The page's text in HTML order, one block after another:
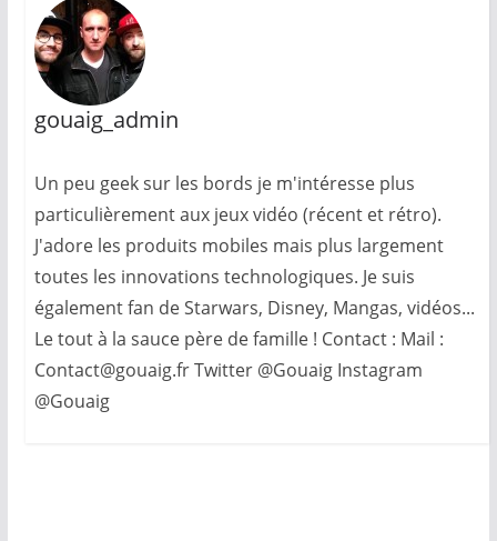
gouaig_admin
Un peu geek sur les bords je m'intéresse plus
particulièrement aux jeux vidéo (récent et rétro).
J'adore les produits mobiles mais plus largement
toutes les innovations technologiques. Je suis
également fan de Starwars, Disney, Mangas, vidéos...
Le tout à la sauce père de famille ! Contact : Mail :
Contact@gouaig.fr Twitter @Gouaig Instagram
@Gouaig